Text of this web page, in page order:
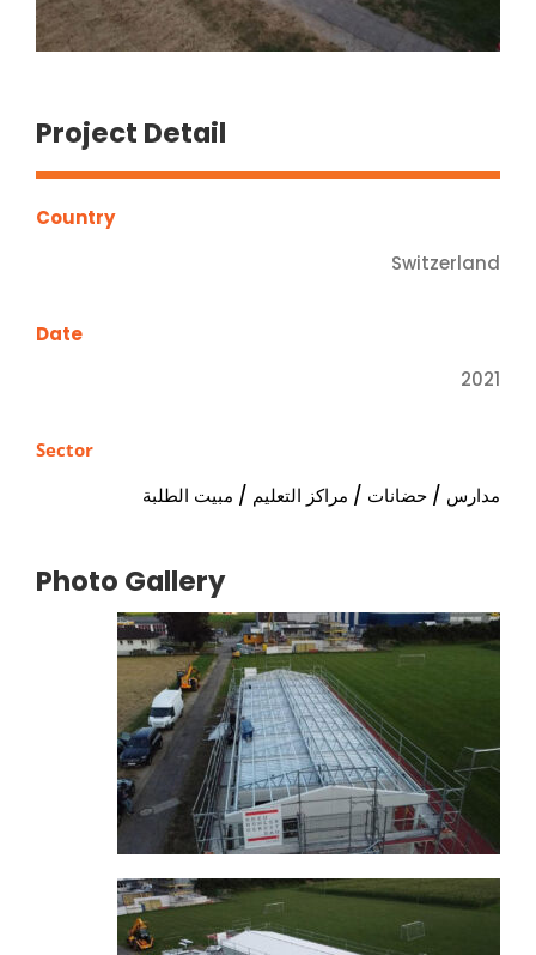
Project Detail
Country
Switzerland
Date
2021
Sector
مدارس / حضانات / مراكز التعليم / مبيت الطلبة
Photo Gallery